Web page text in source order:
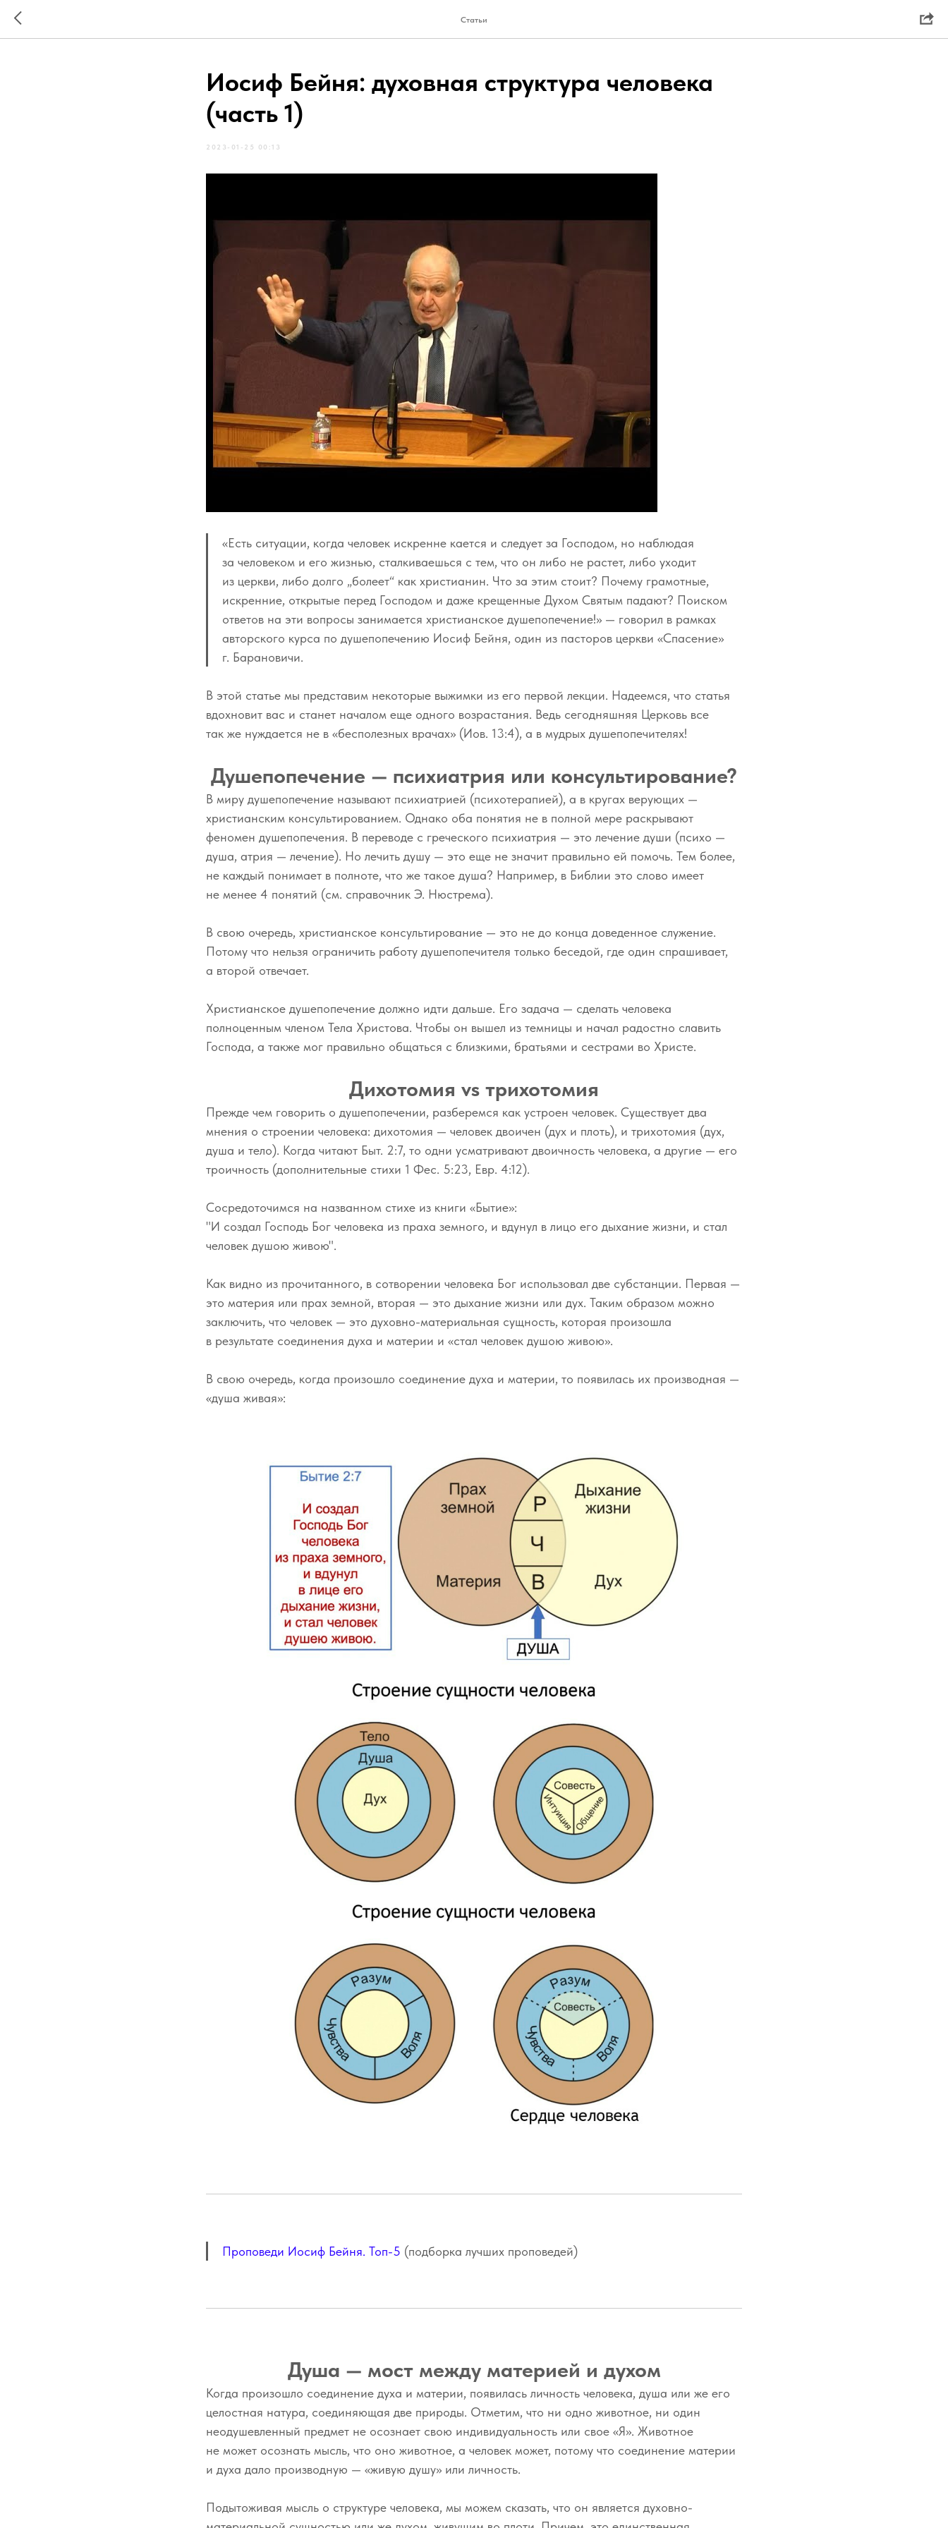
Статьи
Иосиф Бейня: духовная структура человека
(часть 1)
2023-01-25 00:13
«Есть ситуации, когда человек искренне кается и следует за Господом, но наблюдая
за человеком и его жизнью, сталкиваешься с тем, что он либо не растет, либо уходит
из церкви, либо долго „болеет“ как христианин. Что за этим стоит? Почему грамотные,
искренние, открытые перед Господом и даже крещенные Духом Святым падают? Поиском
ответов на эти вопросы занимается христианское душепопечение!» — говорил в рамках
авторского курса по душепопечению Иосиф Бейня, один из пасторов церкви «Спасение»
г. Барановичи.
В этой статье мы представим некоторые выжимки из его первой лекции. Надеемся, что статья
вдохновит вас и станет началом еще одного возрастания. Ведь сегодняшняя Церковь все
так же нуждается не в «бесполезных врачах» (Иов. 13:4), а в мудрых душепопечителях!
Душепопечение — психиатрия или консультирование?
В миру душепопечение называют психиатрией (психотерапией), а в кругах верующих —
христианским консультированием. Однако оба понятия не в полной мере раскрывают
феномен душепопечения. В переводе с греческого психиатрия — это лечение души (психо —
душа, атрия — лечение). Но лечить душу — это еще не значит правильно ей помочь. Тем более,
не каждый понимает в полноте, что же такое душа? Например, в Библии это слово имеет
не менее 4 понятий (см. справочник Э. Нюстрема).
В свою очередь, христианское консультирование — это не до конца доведенное служение.
Потому что нельзя ограничить работу душепопечителя только беседой, где один спрашивает,
а второй отвечает.
Христианское душепопечение должно идти дальше. Его задача — сделать человека
полноценным членом Тела Христова. Чтобы он вышел из темницы и начал радостно славить
Господа, а также мог правильно общаться с близкими, братьями и сестрами во Христе.
Дихотомия vs трихотомия
Прежде чем говорить о душепопечении, разберемся как устроен человек. Существует два
мнения о строении человека: дихотомия — человек двоичен (дух и плоть), и трихотомия (дух,
душа и тело). Когда читают Быт. 2:7, то одни усматривают двоичность человека, а другие — его
троичность (дополнительные стихи 1 Фес. 5:23, Евр. 4:12).
Сосредоточимся на названном стихе из книги «Бытие»:
"И создал Господь Бог человека из праха земного, и вдунул в лицо его дыхание жизни, и стал
человек душою живою".
Как видно из прочитанного, в сотворении человека Бог использовал две субстанции. Первая —
это материя или прах земной, вторая — это дыхание жизни или дух. Таким образом можно
заключить, что человек — это духовно-материальная сущность, которая произошла
в результате соединения духа и материи и «стал человек душою живою».
В свою очередь, когда произошло соединение духа и материи, то появилась их производная —
«душа живая»:
Проповеди Иосиф Бейня. Топ-5 (подборка лучших проповедей)
Душа — мост между материей и духом
Когда произошло соединение духа и материи, появилась личность человека, душа или же его
целостная натура, соединяющая две природы. Отметим, что ни одно животное, ни один
неодушевленный предмет не осознает свою индивидуальность или свое «Я». Животное
не может осознать мысль, что оно животное, а человек может, потому что соединение материи
и духа дало производную — «живую душу» или личность.
Подытоживая мысль о структуре человека, мы можем сказать, что он является духовно-